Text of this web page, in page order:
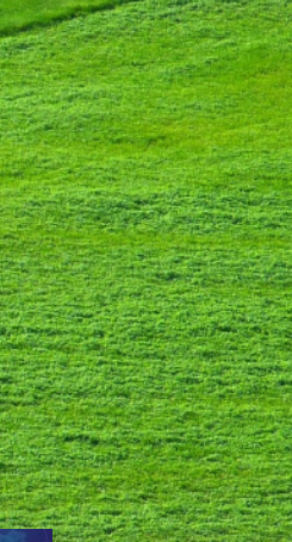
健康経営